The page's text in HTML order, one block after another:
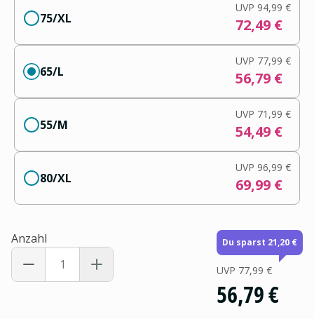
75/XL
UVP 94,99 €
72,49 €
65/L
UVP 77,99 €
56,79 €
55/M
UVP 71,99 €
54,49 €
80/XL
UVP 96,99 €
69,99 €
Anzahl Du sparst 21,20 €
UVP 77,99 €
56,79 €